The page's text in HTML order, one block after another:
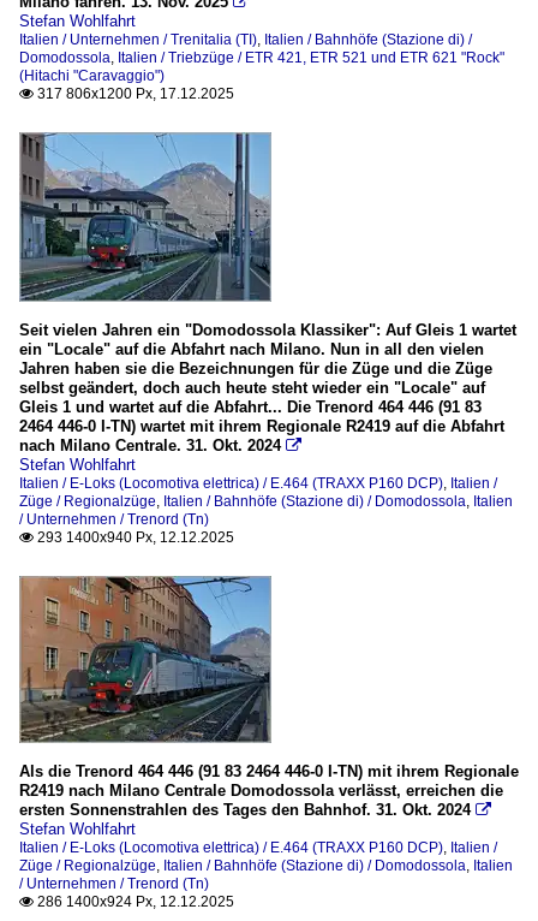
Stefan Wohlfahrt
Italien / Unternehmen / Trenitalia (TI), Italien / Bahnhöfe (Stazione di) /
Domodossola, Italien / Triebzüge / ETR 421, ETR 521 und ETR 621 "Rock"
(Hitachi "Caravaggio")
 317 806x1200 Px, 17.12.2025
Seit vielen Jahren ein "Domodossola Klassiker": Auf Gleis 1 wartet
ein "Locale" auf die Abfahrt nach Milano. Nun in all den vielen
Jahren haben sie die Bezeichnungen für die Züge und die Züge
selbst geändert, doch auch heute steht wieder ein "Locale" auf
Gleis 1 und wartet auf die Abfahrt... Die Trenord 464 446 (91 83
2464 446-0 I-TN) wartet mit ihrem Regionale R2419 auf die Abfahrt
nach Milano Centrale. 31. Okt. 2024 
Stefan Wohlfahrt
Italien / E-Loks (Locomotiva elettrica) / E.464 (TRAXX P160 DCP), Italien /
Züge / Regionalzüge, Italien / Bahnhöfe (Stazione di) / Domodossola, Italien
/ Unternehmen / Trenord (Tn)
 293 1400x940 Px, 12.12.2025
Als die Trenord 464 446 (91 83 2464 446-0 I-TN) mit ihrem Regionale
R2419 nach Milano Centrale Domodossola verlässt, erreichen die
ersten Sonnenstrahlen des Tages den Bahnhof. 31. Okt. 2024 
Stefan Wohlfahrt
Italien / E-Loks (Locomotiva elettrica) / E.464 (TRAXX P160 DCP), Italien /
Züge / Regionalzüge, Italien / Bahnhöfe (Stazione di) / Domodossola, Italien
/ Unternehmen / Trenord (Tn)
 286 1400x924 Px, 12.12.2025